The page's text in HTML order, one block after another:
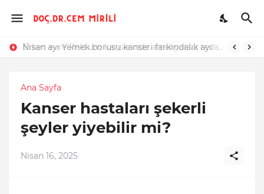
Nisan ayı Yemek borusu kanseri farkındalık ayı Erken evre Rektum kanserinde ameliyatsız tedavi mümkün mü?
Ana Sayfa
Kanser hastaları şekerli
şeyler yiyebilir mi?
Nisan 16, 2025